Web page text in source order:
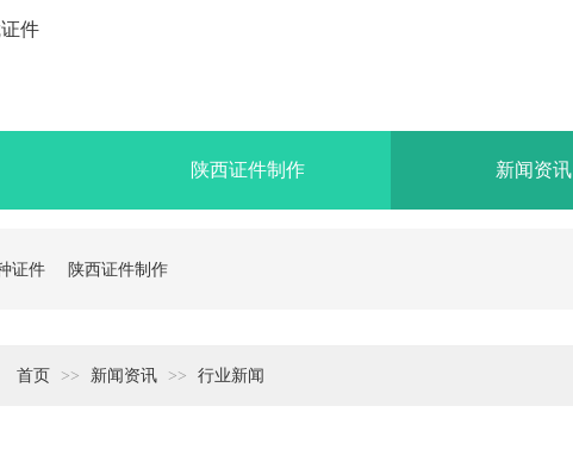
陕西证件制作 新闻资讯
证件 陕西证件制作
首页 >> 新闻资讯 >> 行业新闻